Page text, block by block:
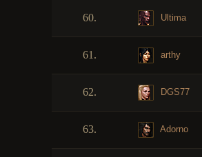
60. Ultima
61. arthy
62. DGS77
63. Adorno